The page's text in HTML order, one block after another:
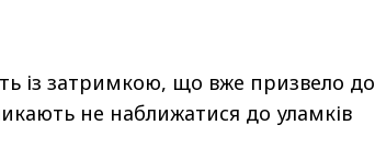
із затримкою, що вже призвело до
не наближатися до уламків